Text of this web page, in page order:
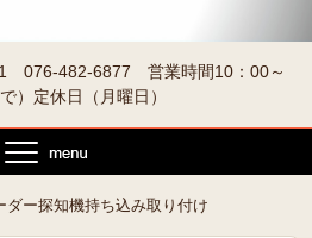
076-482-6877 営業時間10：00～
）定休日（月曜日）
ダー探知機持ち込み取り付け